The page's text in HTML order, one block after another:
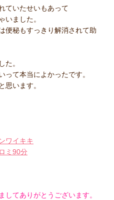
ていたせいもあって
いました。
便秘もすっきり解消されて助
た。
って本当によかったです。
思います。
ワイキキ
ミ90分
してありがとうございます。